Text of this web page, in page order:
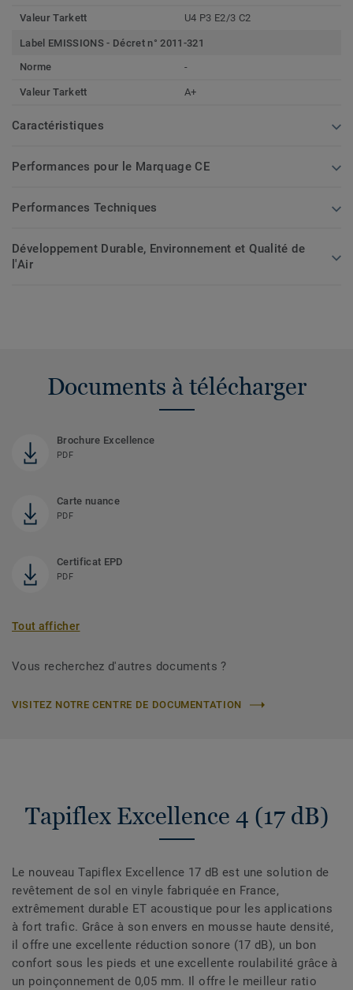
Valeur Tarkett U4 P3 E2/3 C2
Label EMISSIONS - Décret n° 2011-321
Norme
-
Valeur Tarkett A+
Caractéristiques
Performances pour le Marquage CE
Performances Techniques
Développement Durable, Environnement et Qualité de
l'Air
Documents à télécharger
Brochure Excellence
PDF
Carte nuance
PDF
Certificat EPD
PDF
Tout afficher
Vous recherchez d'autres documents ?
VISITEZ NOTRE CENTRE DE DOCUMENTATION
Tapiflex Excellence 4 (17 dB)
Le nouveau Tapiflex Excellence 17 dB est une solution de
revêtement de sol en vinyle fabriquée en France,
extrêmement durable ET acoustique pour les applications
à fort trafic. Grâce à son envers en mousse haute densité,
il offre une excellente réduction sonore (17 dB), un bon
confort sous les pieds et une excellente roulabilité grâce à
un poinçonnement de 0,05 mm. Il offre le meilleur ratio